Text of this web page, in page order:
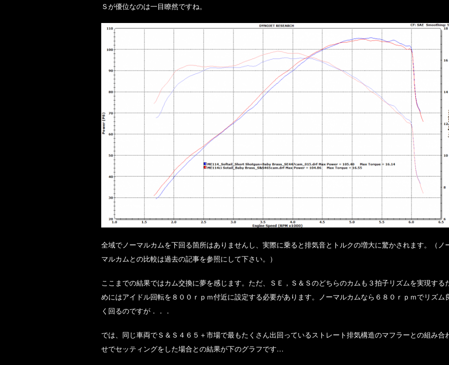
Ｓが優位なのは一目瞭然ですね。
全域でノーマルカムを下回る箇所はありませんし、実際に乗ると排気音とトルクの増大に驚かされます。（ノ
マルカムとの比較は過去の記事を参照にして下さい。）
ここまでの結果ではカム交換に夢を感じます。ただ、ＳＥ，Ｓ＆Ｓのどちらのカムも３拍子リズムを実現する
めにはアイドル回転を８００ｒｐｍ付近に設定する必要があります。ノーマルカムなら６８０ｒｐｍでリズム
く回るのですが．．．
では、同じ車両でＳ＆Ｓ４６５＋市場で最もたくさん出回っているストレート排気構造のマフラーとの組み合
せでセッティングをした場合との結果が下のグラフです…